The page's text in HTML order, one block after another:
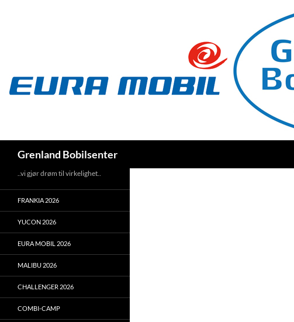
Grenland Bobilsenter
..vi gjør drøm til virkelighet..
FRANKIA 2026
YUCON 2026
EURA MOBIL 2026
MALIBU 2026
CHALLENGER 2026
COMBI-CAMP